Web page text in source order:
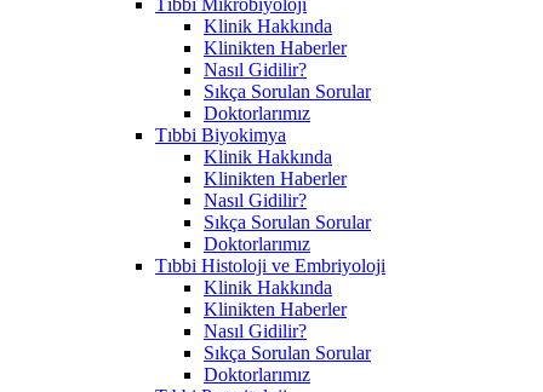
Klinik Hakkında
Klinikten Haberler
Nasıl Gidilir?
Sıkça Sorulan Sorular
Doktorlarımız
Tıbbi Biyokimya
Klinik Hakkında
Klinikten Haberler
Nasıl Gidilir?
Sıkça Sorulan Sorular
Doktorlarımız
Tıbbi Histoloji ve Embriyoloji
Klinik Hakkında
Klinikten Haberler
Nasıl Gidilir?
Sıkça Sorulan Sorular
Doktorlarımız